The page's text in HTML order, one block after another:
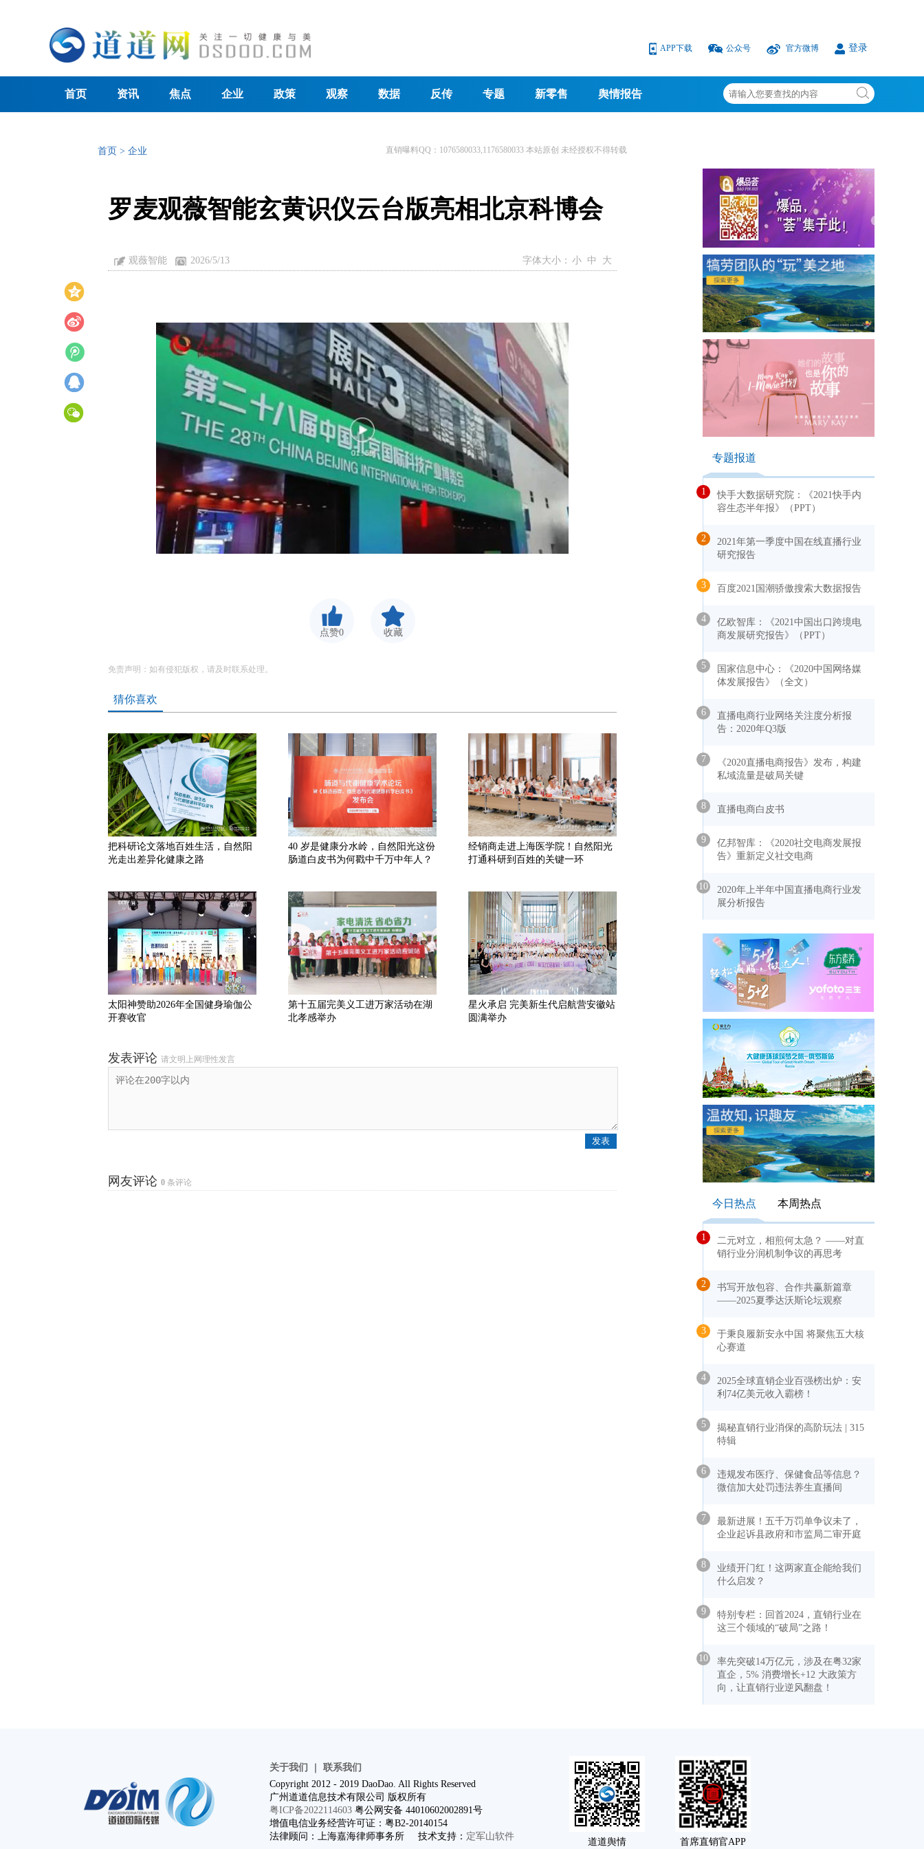
APP下载 公众号 官方微博 登录
首页 资讯 焦点 企业 政策 观察 数据 反传 专题 新零售 舆情报告
首页 > 企业 直销曝料QQ：1076580033,1176580033 本站原创 未经授权不得转载
罗麦观薇智能玄黄识仪云台版亮相北京科博会
观薇智能 2026/5/13 字体大小： 小 中 大
点赞0 收藏
免责声明：如有侵犯版权，请及时联系处理。
猜你喜欢
把科研论文落地百姓生活，自然阳
光走出差异化健康之路
40 岁是健康分水岭，自然阳光这份
肠道白皮书为何戳中千万中年人？
经销商走进上海医学院！自然阳光
打通科研到百姓的关键一环
太阳神赞助2026年全国健身瑜伽公
开赛收官
第十五届完美义工进万家活动在湖
北孝感举办
星火承启 完美新生代启航营安徽站
圆满举办
发表评论 请文明上网理性发言
网友评论 0 条评论
专题报道
1
快手大数据研究院：《2021快手内
容生态半年报》（PPT）
2
2021年第一季度中国在线直播行业
研究报告
3 百度2021国潮骄傲搜索大数据报告
4
亿欧智库：《2021中国出口跨境电
商发展研究报告》（PPT）
5
国家信息中心：《2020中国网络媒
体发展报告》（全文）
6
直播电商行业网络关注度分析报
告：2020年Q3版
7
《2020直播电商报告》发布，构建
私域流量是破局关键
8 直播电商白皮书
9
亿邦智库：《2020社交电商发展报
告》重新定义社交电商
10
2020年上半年中国直播电商行业发
展分析报告
今日热点 本周热点
1
二元对立，相煎何太急？ ——对直
销行业分润机制争议的再思考
2
书写开放包容、合作共赢新篇章
——2025夏季达沃斯论坛观察
3
于秉良履新安永中国 将聚焦五大核
心赛道
4
2025全球直销企业百强榜出炉：安
利74亿美元收入霸榜！
5
揭秘直销行业消保的高阶玩法 | 315
特辑
6
违规发布医疗、保健食品等信息？
微信加大处罚违法养生直播间
7
最新进展！五千万罚单争议未了，
企业起诉县政府和市监局二审开庭
8
业绩开门红！这两家直企能给我们
什么启发？
9
特别专栏：回首2024，直销行业在
这三个领域的“破局”之路！
10
率先突破14万亿元，涉及在粤32家
直企，5% 消费增长+12 大政策方
向，让直销行业逆风翻盘！
关于我们
联系我们
Copyright 2012 - 2019 DaoDao. All Rights Reserved
广州道道信息技术有限公司 版权所有
粤ICP备2022114603 粤公网安备 44010602002891号
增值电信业务经营许可证：粤B2-20140154
法律顾问：上海嘉海律师事务所 技术支持： 定军山软件 道道舆情 首席直销官APP